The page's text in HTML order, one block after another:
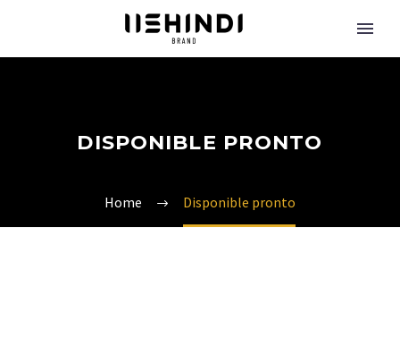
DISPONIBLE PRONTO
Home Disponible pronto